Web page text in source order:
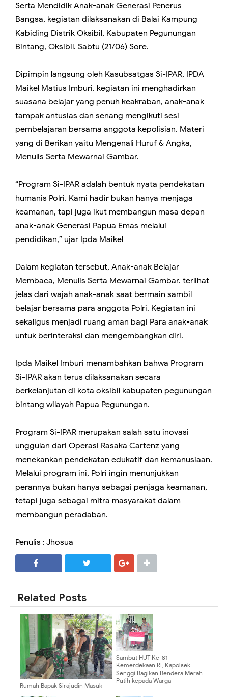
Serta Mendidik Anak-anak Generasi Penerus
Bangsa, kegiatan dilaksanakan di Balai Kampung
Kabiding Distrik Oksibil, Kabupaten Pegunungan
Bintang, Oksibil. Sabtu (21/06) Sore.
Dipimpin langsung oleh Kasubsatgas Si-IPAR, IPDA
Maikel Matius Imburi. kegiatan ini menghadirkan
suasana belajar yang penuh keakraban, anak-anak
tampak antusias dan senang mengikuti sesi
pembelajaran bersama anggota kepolisian. Materi
yang di Berikan yaitu Mengenali Huruf & Angka,
Menulis Serta Mewarnai Gambar.
“Program Si-IPAR adalah bentuk nyata pendekatan
humanis Polri. Kami hadir bukan hanya menjaga
keamanan, tapi juga ikut membangun masa depan
anak-anak Generasi Papua Emas melalui
pendidikan,” ujar Ipda Maikel
Dalam kegiatan tersebut, Anak-anak Belajar
Membaca, Menulis Serta Mewarnai Gambar. terlihat
jelas dari wajah anak-anak saat bermain sambil
belajar bersama para anggota Polri. Kegiatan ini
sekaligus menjadi ruang aman bagi Para anak-anak
untuk berinteraksi dan mengembangkan diri.
Ipda Maikel Imburi menambahkan bahwa Program
Si-IPAR akan terus dilaksanakan secara
berkelanjutan di kota oksibil kabupaten pegunungan
bintang wilayah Papua Pegunungan.
Program Si-IPAR merupakan salah satu inovasi
unggulan dari Operasi Rasaka Cartenz yang
menekankan pendekatan edukatif dan kemanusiaan.
Melalui program ini, Polri ingin menunjukkan
perannya bukan hanya sebagai penjaga keamanan,
tetapi juga sebagai mitra masyarakat dalam
membangun peradaban.
Penulis : Jhosua
Related Posts
Rumah Bapak Sirajudin Masuk
Sambut HUT Ke-81
Kemerdekaan RI, Kapolsek
Senggi Bagikan Bendera Merah
Putih kepada Warga